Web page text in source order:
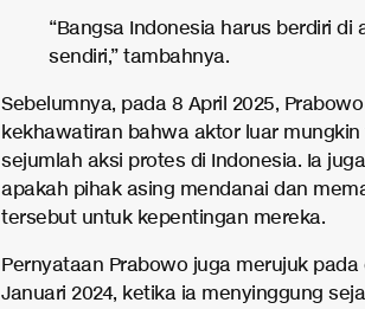
“Bangsa Indonesia harus berdiri di
sendiri,” tambahnya.
Sebelumnya, pada 8 April 2025,
kekhawatiran bahwa aktor luar
sejumlah aksi protes di Indonesia. Ia
apakah pihak asing mendanai dan
tersebut untuk kepentingan mereka.
Pernyataan Prabowo juga merujuk
Januari 2024, ketika ia menyinggung